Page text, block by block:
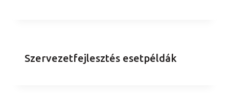
Szervezetfejlesztés esetpéldák